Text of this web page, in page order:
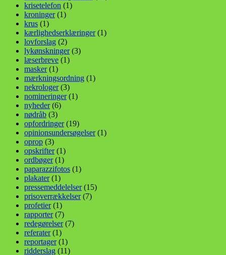
krisetelefon (1)
kroninger(1)
krus (1)
kærlighedserklæringer(1)
lovforslag (2)
lykønskninger(3)
læserbreve (1)
masker(1)
mærkningsordning (1)
nekrologer(3)
nomineringer(1)
nyheder(6)
nødråb (3)
opfordringer(19)
opinionsundersøgelser(1)
oprop (3)
opskrifter(1)
ordbøger(1)
paparazzifotos (1)
plakater(1)
pressemeddelelser(15)
prisoverrækkelser(7)
profetier(1)
rapporter(7)
redegørelser(7)
referater(1)
reportager(1)
ridderslag (11)